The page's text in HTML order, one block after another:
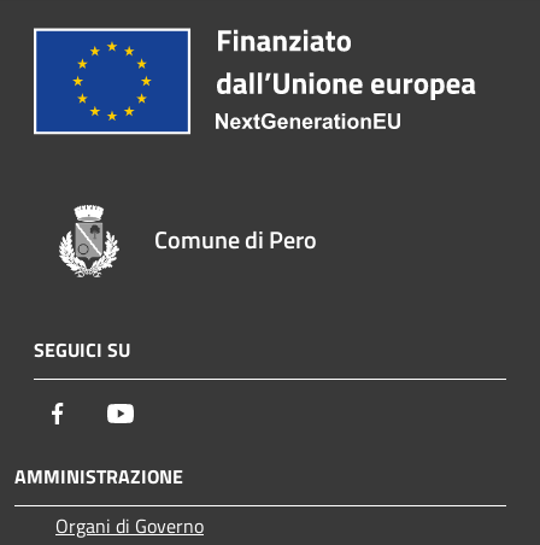
Comune di Pero
SEGUICI SU
Facebook
AMMINISTRAZIONE
Organi di Governo